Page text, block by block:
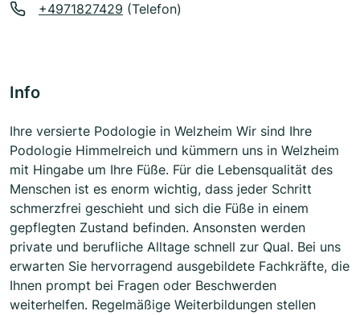
+4971827429 (Telefon)
Info
Ihre versierte Podologie in Welzheim Wir sind Ihre
Podologie Himmelreich und kümmern uns in Welzheim
mit Hingabe um Ihre Füße. Für die Lebensqualität des
Menschen ist es enorm wichtig, dass jeder Schritt
schmerzfrei geschieht und sich die Füße in einem
gepflegten Zustand befinden. Ansonsten werden
private und berufliche Alltage schnell zur Qual. Bei uns
erwarten Sie hervorragend ausgebildete Fachkräfte, die
Ihnen prompt bei Fragen oder Beschwerden
weiterhelfen. Regelmäßige Weiterbildungen stellen